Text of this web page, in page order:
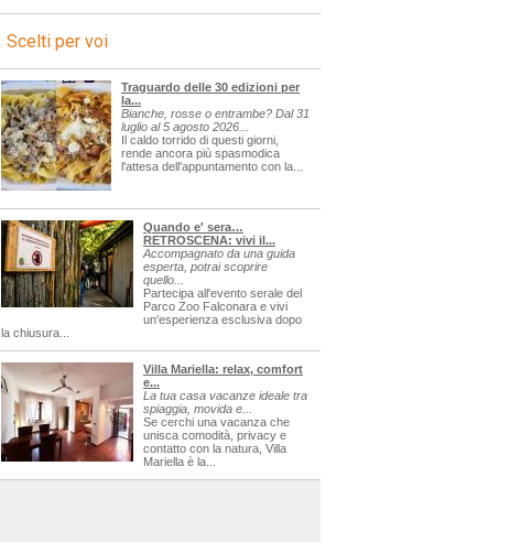
Scelti per voi
Traguardo delle 30 edizioni per
la...
Bianche, rosse o entrambe? Dal 31
luglio al 5 agosto 2026...
Il caldo torrido di questi giorni,
rende ancora più spasmodica
l'attesa dell'appuntamento con la...
Quando e' sera…
RETROSCENA: vivi il...
Accompagnato da una guida
esperta, potrai scoprire
quello...
Partecipa all'evento serale del
Parco Zoo Falconara e vivi
un'esperienza esclusiva dopo
la chiusura...
Villa Mariella: relax, comfort
e...
La tua casa vacanze ideale tra
spiaggia, movida e...
Se cerchi una vacanza che
unisca comodità, privacy e
contatto con la natura, Villa
Mariella è la...